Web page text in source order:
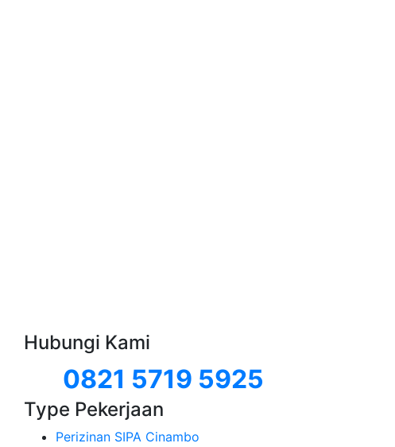
Hubungi Kami
0821 5719 5925
Type Pekerjaan
Perizinan SIPA Cinambo